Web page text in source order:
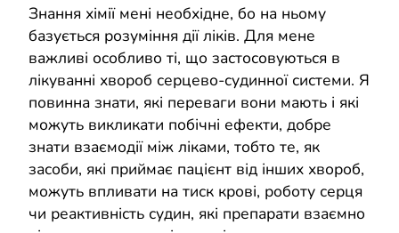
Знання хімії мені необхідне, бо на ньому
базується розуміння дії ліків. Для мене
важливі особливо ті, що застосовуються в
лікуванні хвороб серцево-судинної системи. Я
повинна знати, які переваги вони мають і які
можуть викликати побічні ефекти, добре
знати взаємодії між ліками, тобто те, як
засоби, які приймає пацієнт від інших хвороб,
можуть впливати на тиск крові, роботу серця
чи реактивність судин, які препарати взаємно